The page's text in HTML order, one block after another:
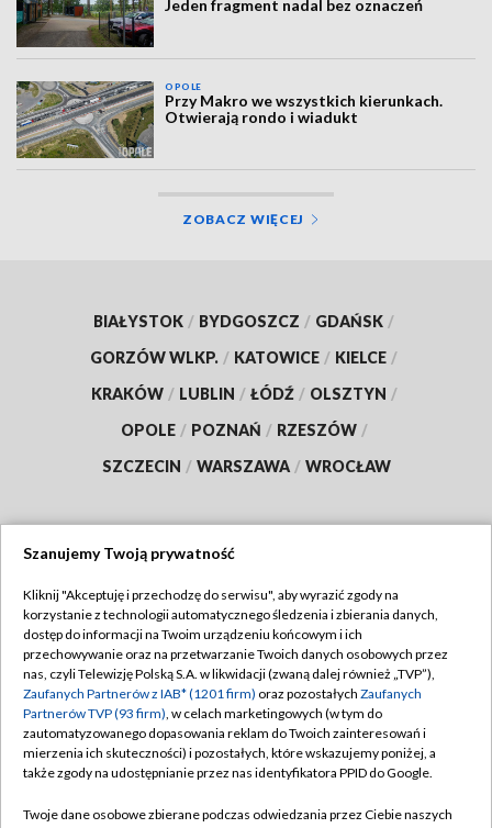
Jeden fragment nadal bez oznaczeń
OPOLE
Przy Makro we wszystkich kierunkach.
Otwierają rondo i wiadukt
ZOBACZ WIĘCEJ
BIAŁYSTOK / BYDGOSZCZ / GDAŃSK /
GORZÓW WLKP. / KATOWICE / KIELCE /
KRAKÓW / LUBLIN / ŁÓDŹ / OLSZTYN /
OPOLE / POZNAŃ / RZESZÓW /
SZCZECIN / WARSZAWA / WROCŁAW
TVP
Abonament TVP
Emisja w TVP
Centrum informacji TVP
Naziemna Telewizja Cyfrowa
Regulamin TVP
Polityka prywatności
Moje zgody
Pomoc
Szanujemy Twoją prywatność
Kliknij "Akceptuję i przechodzę do serwisu", aby wyrazić zgody na
korzystanie z technologii automatycznego śledzenia i zbierania danych,
dostęp do informacji na Twoim urządzeniu końcowym i ich
przechowywanie oraz na przetwarzanie Twoich danych osobowych przez
nas, czyli Telewizję Polską S.A. w likwidacji (zwaną dalej również „TVP”),
Zaufanych Partnerów z IAB* (1201 firm) oraz pozostałych Zaufanych
Partnerów TVP (93 firm), w celach marketingowych (w tym do
zautomatyzowanego dopasowania reklam do Twoich zainteresowań i
mierzenia ich skuteczności) i pozostałych, które wskazujemy poniżej, a
także zgody na udostępnianie przez nas identyfikatora PPID do Google.
Twoje dane osobowe zbierane podczas odwiedzania przez Ciebie naszych